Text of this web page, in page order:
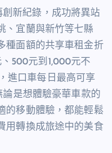
創新紀錄，成功將異站
、宜蘭與新竹等七縣
種面額的共享車租金折
500元到 1,000元不
進口車每日最高可享
是想體驗豪華車款的
的移動體驗，都能輕鬆
用轉換成旅途中的美食